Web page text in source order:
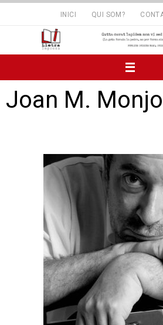
INICI QUI SOM?
Joan M. Monjo